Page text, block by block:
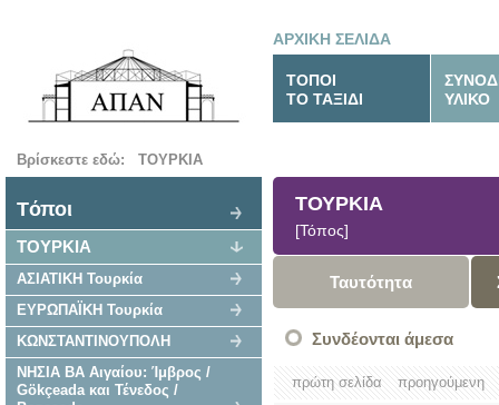
ΑΡΧΙΚΗ ΣΕΛΙΔΑ
ΤΟΠΟΙ
ΤΟ ΤΑΞΙΔΙ
ΥΛΙΚΟ
Βρίσκεστε εδώ: ΤΟΥΡΚΙΑ
Tόποι
ΤΟΥΡΚΙΑ
ΑΣΙΑΤΙΚΗ Τουρκία
ΕΥΡΩΠΑΪΚΗ Τουρκία
ΚΩΝΣΤΑΝΤΙΝΟΥΠΟΛΗ
ΝΗΣΙΑ ΒΑ Αιγαίου: Ίμβρος /
Gökçeada και Τένεδος /
ΤΟΥΡΚΙΑ
[Τόπος]
Ταυτότητα
Συνδέονται άμεσα
πρώτη σελίδα προηγούμενη